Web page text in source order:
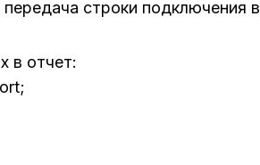
строки подключения в
в отчет: